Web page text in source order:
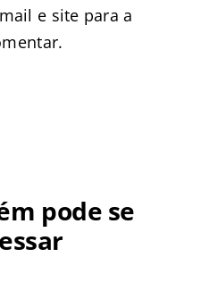
e site para a
pode se